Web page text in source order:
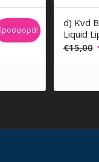
d) Kvd
Liquid
€15,00